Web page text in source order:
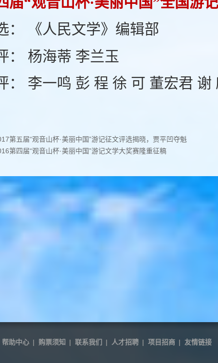
： 《人民文学》编辑部
： 杨海蒂 李兰玉
： 李一鸣 彭 程 徐 可 董宏君
第五届“观音山杯·美丽中国”游记征文评选揭晓，贾平凹夺魁
第四届“观音山杯·美丽中国”游记文学大奖赛隆重征稿
帮助中心 | 购票须知 | 联系我们 | 人才招聘 | 项目招商 | 友情链接